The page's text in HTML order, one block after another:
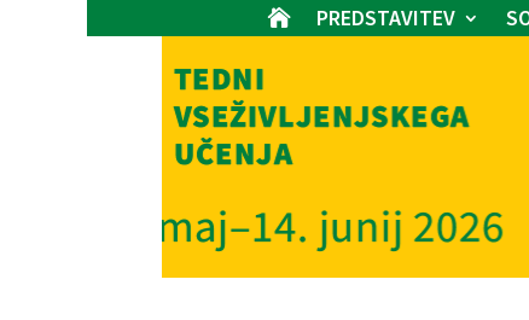
 PREDSTAVITEV